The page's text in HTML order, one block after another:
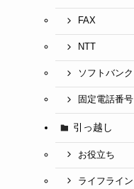
FAX
NTT
ソフトバンク
固定電話番号
引っ越し
お役立ち
ライフライン